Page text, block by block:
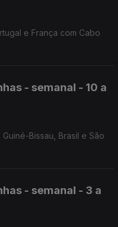
e França com Cabo
- semanal - 10 a
Bissau, Brasil e São
- semanal - 3 a